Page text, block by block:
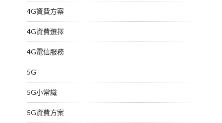
4G資費方案
4G資費選擇
4G電信服務
5G
5G小常識
5G資費方案